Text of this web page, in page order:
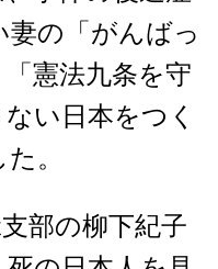
の「がんばっ
憲法九条を守
い日本をつく
。
部の柳下紀子